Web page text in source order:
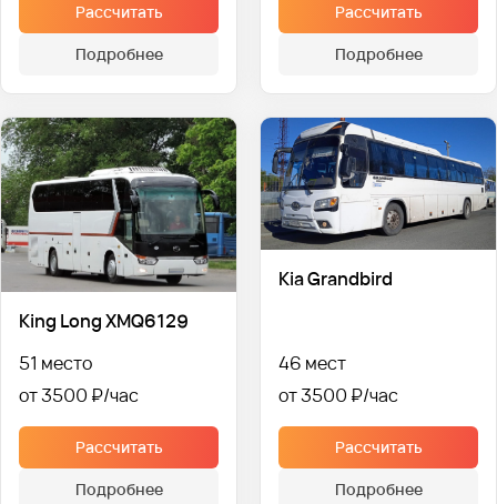
Рассчитать
Подробнее
Рассчитать
Подробнее
King Long XMQ6129
51 место
от 3500 ₽
Рассчитать
Подробнее
Kia Grandbird
46 мест
от 3500 ₽
Рассчитать
Подробнее